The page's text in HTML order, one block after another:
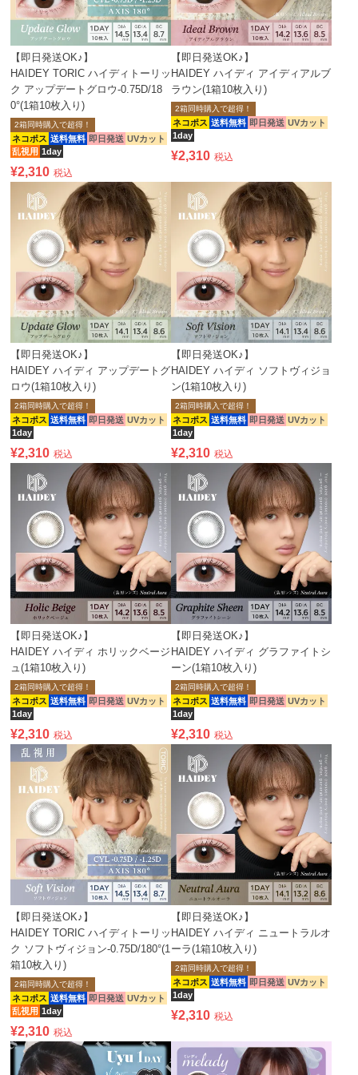
【即日発送OK♪】
HAIDEY TORIC ハイディトーリッ
ク アップデートグロウ-0.75D/18
0°(1箱10枚入り)
ネコポス 送料無料 即日発送 UVカット
乱視用 1day
2箱同時購入で超得！
¥2,310 税込
【即日発送OK♪】
HAIDEY ハイディ アイディアルブ
ラウン(1箱10枚入り)
ネコポス 送料無料 即日発送 UVカット
1day
2箱同時購入で超得！
¥2,310 税込
【即日発送OK♪】
HAIDEY ハイディ アップデートグ
ロウ(1箱10枚入り)
ネコポス 送料無料 即日発送 UVカット
1day
2箱同時購入で超得！
¥2,310 税込
【即日発送OK♪】
HAIDEY ハイディ ソフトヴィジョ
ン(1箱10枚入り)
ネコポス 送料無料 即日発送 UVカット
1day
2箱同時購入で超得！
¥2,310 税込
【即日発送OK♪】
HAIDEY ハイディ ホリックベージ
ュ(1箱10枚入り)
ネコポス 送料無料 即日発送 UVカット
1day
2箱同時購入で超得！
¥2,310 税込
【即日発送OK♪】
HAIDEY ハイディ グラファイトシ
ーン(1箱10枚入り)
ネコポス 送料無料 即日発送 UVカット
1day
2箱同時購入で超得！
¥2,310 税込
【即日発送OK♪】
HAIDEY TORIC ハイディトーリッ
ク ソフトヴィジョン-0.75D/180°(1
箱10枚入り)
ネコポス 送料無料 即日発送 UVカット
乱視用 1day
2箱同時購入で超得！
¥2,310 税込
【即日発送OK♪】
HAIDEY ハイディ ニュートラルオ
ーラ(1箱10枚入り)
ネコポス 送料無料 即日発送 UVカット
1day
2箱同時購入で超得！
¥2,310 税込